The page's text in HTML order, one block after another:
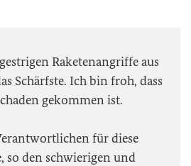
Raketenangriffe aus
Schärfste. Ich bin froh, dass
gekommen ist.
für diese
so den schwierigen und